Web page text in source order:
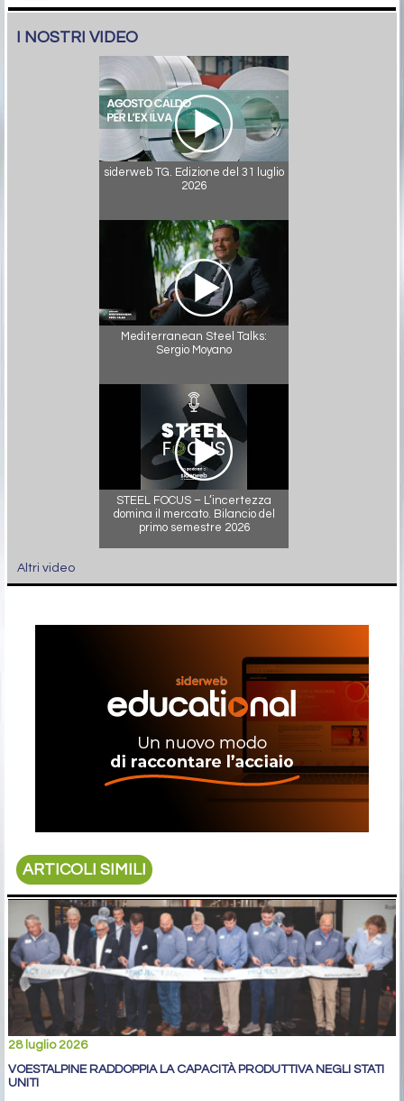
I NOSTRI VIDEO
siderweb TG. Edizione del 31 luglio
2026
Mediterranean Steel Talks:
Sergio Moyano
STEEL FOCUS – L’incertezza
domina il mercato. Bilancio del
primo semestre 2026
Altri video
ARTICOLI SIMILI
28 luglio 2026
VOESTALPINE RADDOPPIA LA CAPACITÀ PRODUTTIVA NEGLI STATI
UNITI